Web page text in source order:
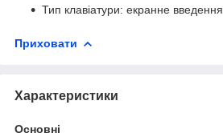
Тип клавіатури: екранне введення
Приховати
Характеристики
Основні